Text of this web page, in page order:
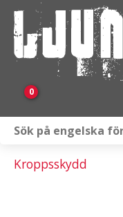
0
Kroppsskydd